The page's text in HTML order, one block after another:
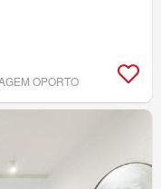
OPORTO